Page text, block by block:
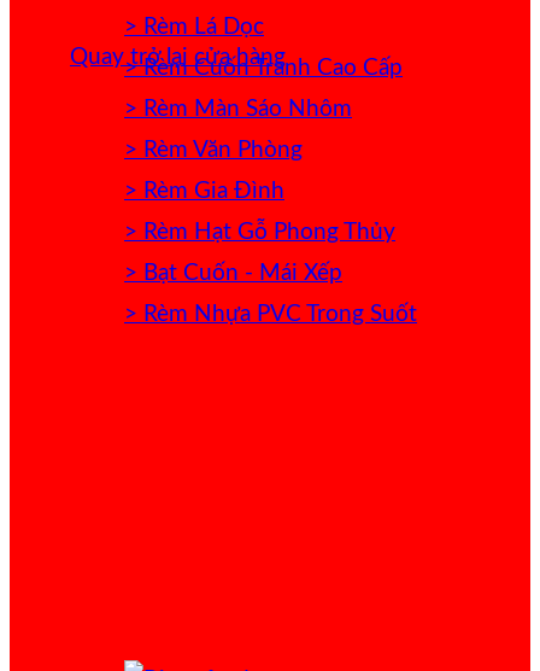
Quay trở lại cửa hàng
> Rèm Lá Dọc
> Rèm Cuốn Tranh Cao Cấp
> Rèm Màn Sáo Nhôm
> Rèm Văn Phòng
> Rèm Gia Đình
> Rèm Hạt Gỗ Phong Thủy
> Bạt Cuốn - Mái Xếp
> Rèm Nhựa PVC Trong Suốt